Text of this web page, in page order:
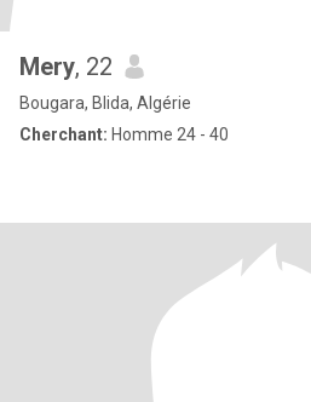
Mery, 22
Bougara, Blida, Algérie
Cherchant: Homme 24 - 40